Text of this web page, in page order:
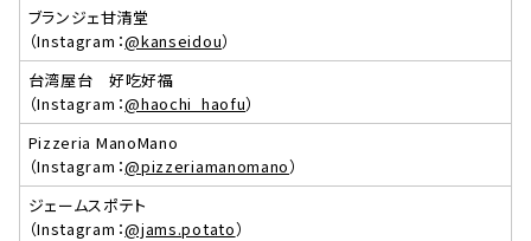
ブランジェ甘清堂
（Instagram：@kanseidou）
台湾屋台 好吃好福
（Instagram：@haochi_haofu）
Pizzeria ManoMano
（Instagram：@pizzeriamanomano）
ジェームスポテト
（Instagram：@jams.potato）